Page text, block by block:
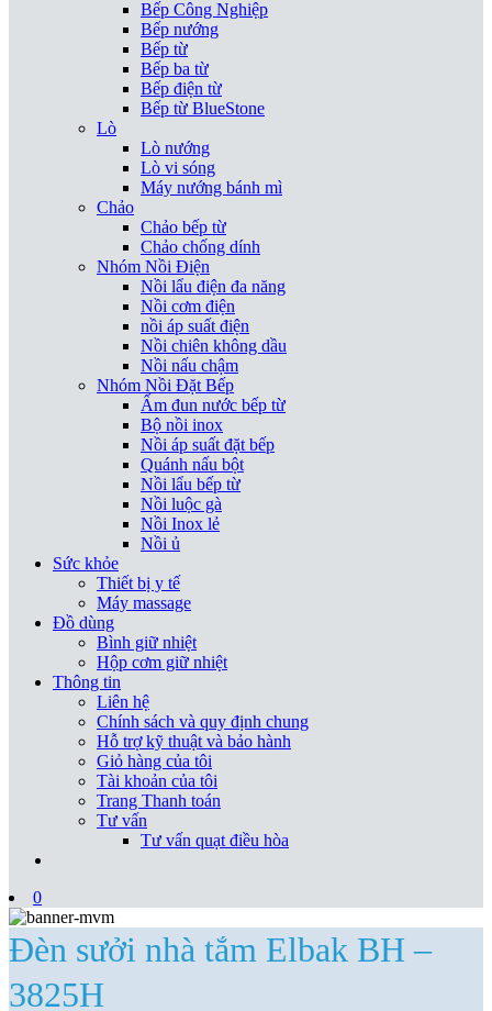
Bếp Công Nghiệp
Bếp nướng
Bếp từ
Bếp ba từ
Bếp điện từ
Bếp từ BlueStone
Lò
Lò nướng
Lò vi sóng
Máy nướng bánh mì
Chảo
Chảo bếp từ
Chảo chống dính
Nhóm Nồi Điện
Nồi lẩu điện đa năng
Nồi cơm điện
nồi áp suất điện
Nồi chiên không dầu
Nồi nấu chậm
Nhóm Nồi Đặt Bếp
Ấm đun nước bếp từ
Bộ nồi inox
Nồi áp suất đặt bếp
Quánh nấu bột
Nồi lẩu bếp từ
Nồi luộc gà
Nồi Inox lẻ
Nồi ủ
Sức khỏe
Thiết bị y tế
Máy massage
Đồ dùng
Bình giữ nhiệt
Hộp cơm giữ nhiệt
Thông tin
Liên hệ
Chính sách và quy định chung
Hỗ trợ kỹ thuật và bảo hành
Giỏ hàng của tôi
Tài khoản của tôi
Trang Thanh toán
Tư vấn
Tư vấn quạt điều hòa
0
Đèn sưởi nhà tắm Elbak BH –
3825H